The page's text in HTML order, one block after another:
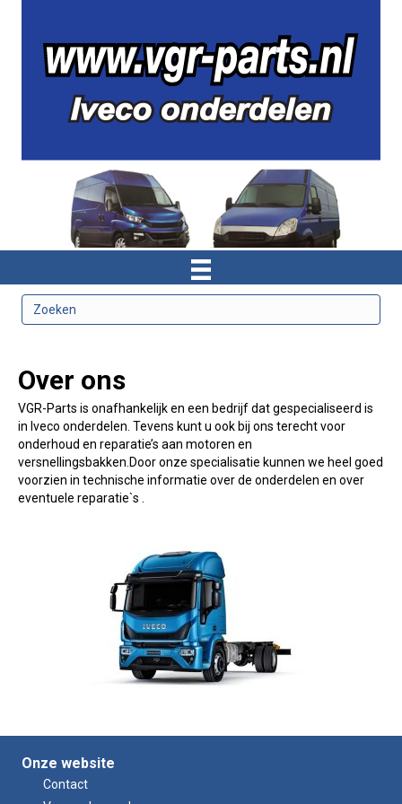
Over ons
VGR-Parts is onafhankelijk en een bedrijf dat gespecialiseerd is
in Iveco onderdelen. Tevens kunt u ook bij ons terecht voor
onderhoud en reparatie’s aan motoren en
versnellingsbakken.Door onze specialisatie kunnen we heel goed
voorzien in technische informatie over de onderdelen en over
eventuele reparatie`s .
Onze website
Contact